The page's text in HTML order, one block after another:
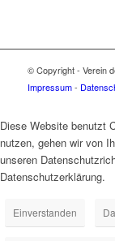
© Copyright - Verein
Impressum-
Diese Website benutzt
nutzen, gehen wir von
unseren
Datenschutzerklärung.
Einverstanden